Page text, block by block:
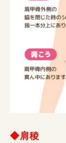
◆肩稜